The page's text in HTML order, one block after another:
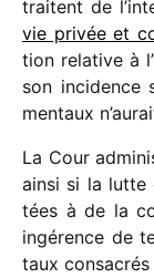
traitent de
vie privée et
tion rela­tive à
son inci­dence
men­taux
La Cour
ainsi si la lutte
tées à de la
ingé­rence de
taux consa­crés